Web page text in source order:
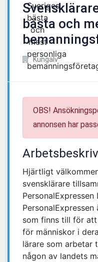
bästa och
Kungälv
OBS!
annonsen har
Hjärtligt
svensklärare
PersonalExpressen
som finns till för
för människor i
lärare som arbetar
någon av landets